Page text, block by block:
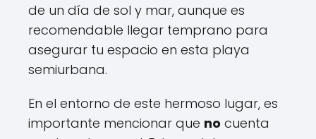
de un día de sol y mar, aunque es
recomendable llegar temprano para
asegurar tu espacio en esta playa
semiurbana.
En el entorno de este hermoso lugar, es
importante mencionar que no cuenta